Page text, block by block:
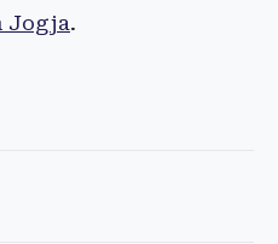
Jogja.